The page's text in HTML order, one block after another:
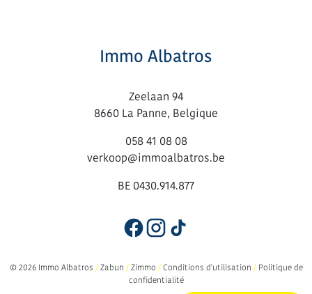
Immo Albatros
Zeelaan 94
8660 La Panne, Belgique
058 41 08 08
verkoop@immoalbatros.be
BE 0430.914.877
© 2026 Immo Albatros / Zabun / Zimmo / Conditions d'utilisation / Politique de
confidentialité